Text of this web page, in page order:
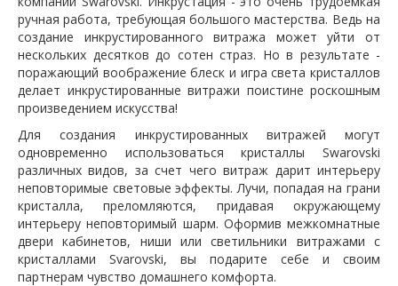
ручная работа, требующая большого мастерства. Ведь на
создание инкрустированного витража может уйти от
нескольких десятков до сотен страз. Но в результате -
поражающий воображение блеск и игра света кристаллов
делает инкрустированные витражи поистине роскошным
произведением искусства!
Для создания инкрустированных витражей могут
одновременно использоваться кристаллы Swarovski
различных видов, за счет чего витраж дарит интерьеру
неповторимые световые эффекты. Лучи, попадая на грани
кристалла, преломляются, придавая окружающему
интерьеру неповторимый шарм. Оформив межкомнатные
двери кабинетов, ниши или светильники витражами с
кристаллами Svarovski, вы подарите себе и своим
партнерам чувство домашнего комфорта.